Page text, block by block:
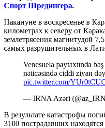
Спорт Шредингера.
Накануне в воскресенье в
километрах к северу от
землетрясения магнитудой
самых разрушительных в
Venesuela paytaxtında
nəticəsində ciddi ziyan
pic.twitter.com/
— IRNA Azəri
В результате катастрофы
3100 пострадавших